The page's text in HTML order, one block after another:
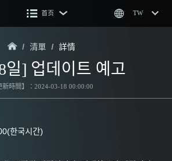
首页 TW
/ 清單 / 詳情
일] 업데이트 예고
新時間】：2024-03-18 00:00:00
한국시간)